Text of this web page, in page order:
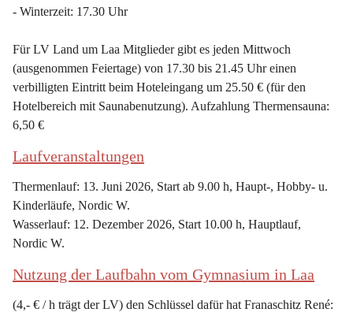
- Winterzeit: 17.30 Uhr
Für LV Land um Laa Mitglieder gibt es jeden Mittwoch
(ausgenommen Feiertage) von 17.30 bis 21.45 Uhr einen
verbilligten Eintritt beim Hoteleingang um 25.50 € (für den
Hotelbereich mit Saunabenutzung). Aufzahlung Thermensauna:
6,50 €
Laufveranstaltungen
Thermenlauf: 13. Juni 2026, Start ab 9.00 h, Haupt-, Hobby- u.
Kinderläufe, Nordic W.
Wasserlauf: 12. Dezember 2026, Start 10.00 h, Hauptlauf,
Nordic W.
Nutzung der Laufbahn vom Gymnasium in Laa
(4,- € / h trägt der LV) den Schlüssel dafür hat Franaschitz René: